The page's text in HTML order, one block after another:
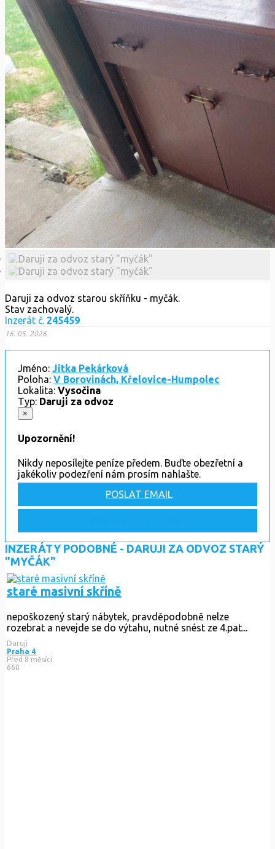
Daruji za odvoz starou skříňku - myčák.
Stav zachovalý.
Inzerát č. 245459
16. 05. 2026
Jméno: Jitka Pekárková
Poloha: V Borovinách, Křelovice-Humpolec
Lokalita: Vysočina
Typ: Daruji za odvoz
×
Upozornění!
Nikdy neposílejte peníze předem. Buďte obezřetní a
jakékoliv podezření nám prosím nahlašte.
POSLAT EMAIL
INZERÁTY PODOBNÉ - DARUJI ZA ODVOZ STARÝ
"MYČÁK"
staré masivní skříně
nepoškozený starý nábytek, pravděpodobně nelze
rozebrat a nevejde se do výtahu, nutné snést ze 4.pat...
Daruji
Praha 4
Před 8 měsíci
660